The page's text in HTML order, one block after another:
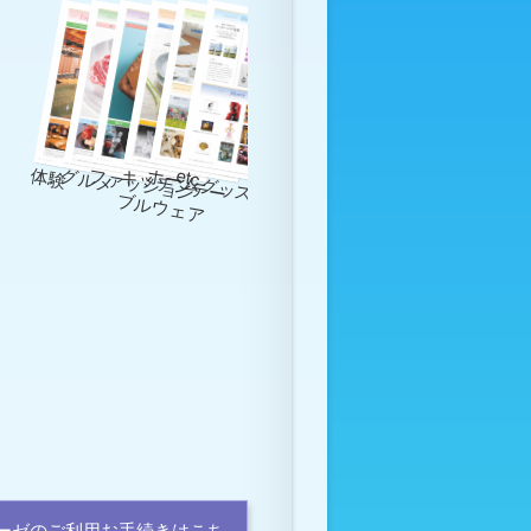
体験グルメファッション
キ
ッ
チ
ン
テ
ー
ブ
ル
ウ
ェ
ア
ホームグッズ
etc